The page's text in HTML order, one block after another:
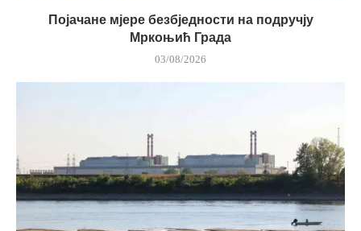
Појачане мјере безбједности на подручју
Мркоњић Града
03/08/2026